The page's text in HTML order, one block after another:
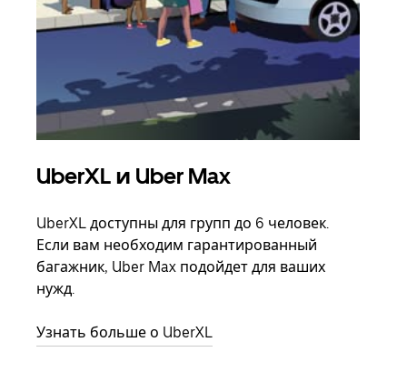
UberXL и Uber Max
UberXL доступны для групп до 6 человек.
Если вам необходим гарантированный
багажник, Uber Max подойдет для ваших
нужд.
Узнать больше о UberXL